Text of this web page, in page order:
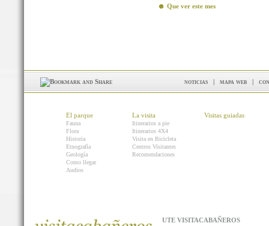
Que ver este mes
noticias | mapa web |
El parque
Fauna
Flora
Historia
Etnografía
Geología
Como llegar
Audios
La visita
Itinerarios a pie
Itinerarios 4X4
Visita en Bicicleta
Centros Visitantes
Recomendaciones
Visitas guiadas
UTE VISITACABAÑEROS